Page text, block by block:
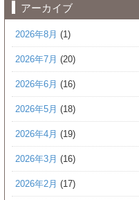
アーカイブ
2026年8月 (1)
2026年7月 (20)
2026年6月 (16)
2026年5月 (18)
2026年4月 (19)
2026年3月 (16)
2026年2月 (17)